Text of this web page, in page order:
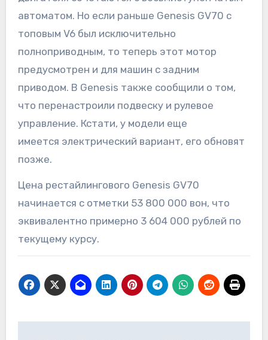
автоматом. Но если раньше Genesis GV70 с
топовым V6 был исключительно
полноприводным, то теперь этот мотор
предусмотрен и для машин с задним
приводом. В Genesis также сообщили о том,
что перенастроили подвеску и рулевое
управление. Кстати, у модели еще
имеется электрический вариант, его обновят
позже.
Цена рестайлингового Genesis GV70
начинается с отметки 53 800 000 вон, что
эквивалентно примерно 3 604 000 рублей по
текущему курсу.